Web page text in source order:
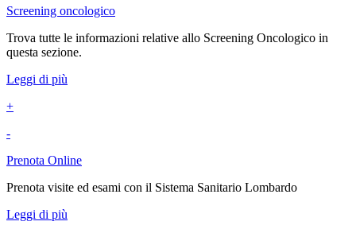
Screening oncologico
Trova tutte le informazioni relative allo Screening Oncologico in
questa sezione.
Leggi di più
+
-
Prenota Online
Prenota visite ed esami con il Sistema Sanitario Lombardo
Leggi di più